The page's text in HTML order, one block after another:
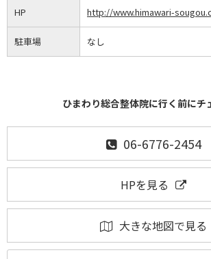
HP http://www.himawari-
駐車場 なし
ひまわり総合整体院に行く前にチ
06-6776-2454
HPを見る
大きな地図で見る